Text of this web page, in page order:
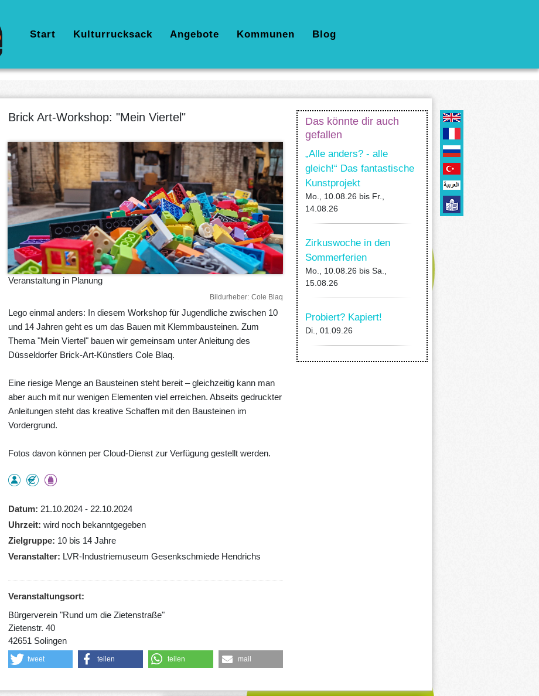
Hauptnavigation
Start Kulturrucksack Angebote Kommunen Blog
Brick Art-Workshop: "Mein Viertel"
Veranstaltung in Planung
Bildurheber Cole Blaq
Lego einmal anders: In diesem Workshop für Jugendliche zwischen 10
und 14 Jahren geht es um das Bauen mit Klemmbausteinen. Zum
Thema "Mein Viertel" bauen wir gemeinsam unter Anleitung des
Düsseldorfer Brick-Art-Künstlers Cole Blaq.
Eine riesige Menge an Bausteinen steht bereit – gleichzeitig kann man
aber auch mit nur wenigen Elementen viel erreichen. Abseits gedruckter
Anleitungen steht das kreative Schaffen mit den Bausteinen im
Vordergrund.
Fotos davon können per Cloud-Dienst zur Verfügung gestellt werden.
Datum
21.10.2024 - 22.10.2024
Uhrzeit wird noch bekanntgegeben
Zielgruppe
10 bis 14 Jahre
Veranstalter
LVR-Industriemuseum Gesenkschmiede Hendrichs
Veranstaltungsort:
Bürgerverein "Rund um die Zietenstraße"
Zietenstr. 40
42651 Solingen
tweet teilen teilen mail
Das könnte dir auch
gefallen
„Alle anders? - alle
gleich!“ Das fantastische
Kunstprojekt
Mo., 10.08.26 bis Fr.,
14.08.26
Zirkuswoche in den
Sommerferien
Mo., 10.08.26 bis Sa.,
15.08.26
Probiert? Kapiert!
Di., 01.09.26